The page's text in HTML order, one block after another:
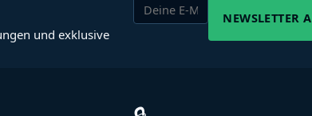
und exklusive
NEWSLETTER